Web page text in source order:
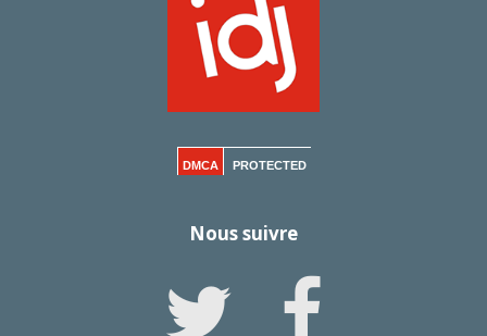
DMCA PROTECTED
Nous suivre